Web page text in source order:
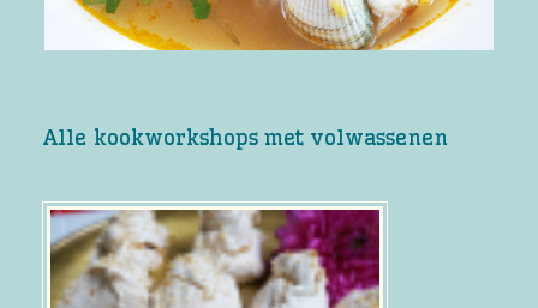
Alle kookworkshops met volwassenen